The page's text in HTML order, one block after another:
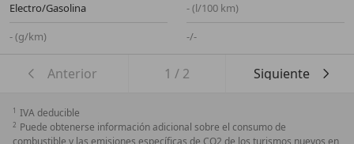
Electro/Gasolina
- (l/100 km)
- (g/km)
-/-
Anterior 1 / 2 Siguiente
1 IVA deducible
2 Puede obtenerse información adicional sobre el consumo de
combustible y las emisiones específicas de CO2 de los turismos nuevos en